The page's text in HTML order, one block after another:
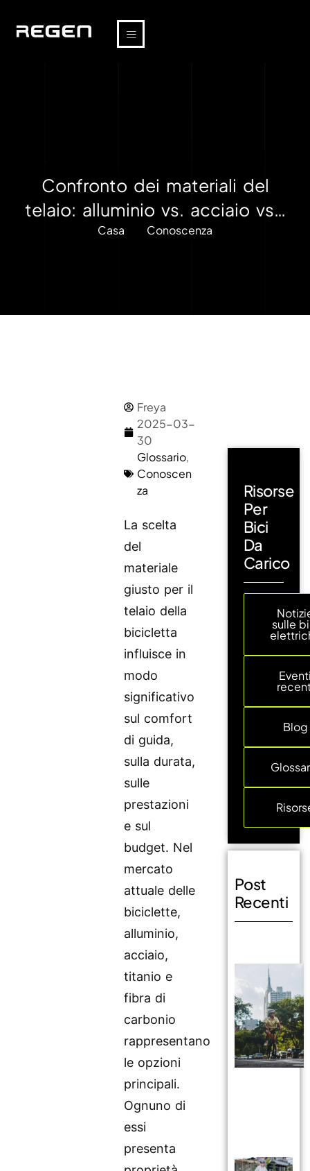
Confronto dei materiali del
telaio: alluminio vs. acciaio vs…
Casa Conoscenza
Freya
2025-03-
30
Glossario,
Conoscen
za
La scelta
del
materiale
giusto per il
telaio della
bicicletta
influisce in
modo
significativo
sul comfort
di guida,
sulla durata,
sulle
prestazioni
e sul
budget. Nel
mercato
attuale delle
biciclette,
alluminio,
acciaio,
titanio e
fibra di
carbonio
rappresentano
le opzioni
principali.
Ognuno di
essi
presenta
Risorse
Per
Bici
Da
Carico
sulle
Blog
Post
Recenti